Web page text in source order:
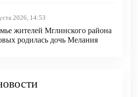
2026, 14:53
жителей Мглинского района
родилась дочь Мелания